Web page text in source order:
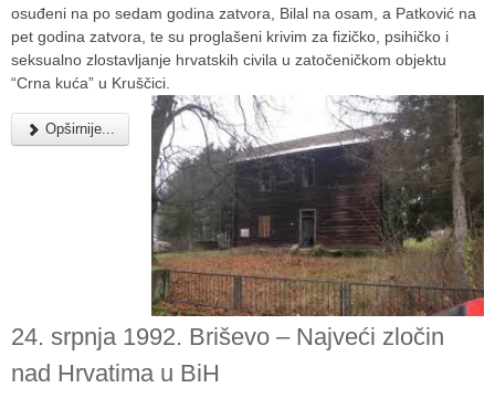
osuđeni na po sedam godina zatvora, Bilal na osam, a Patković na
pet godina zatvora, te su proglašeni krivim za fizičko, psihičko i
seksualno zlostavljanje hrvatskih civila u zatočeničkom objektu
“Crna kuća” u Kruščici.
Opširnije...
24. srpnja 1992. Briševo – Najveći zločin
nad Hrvatima u BiH